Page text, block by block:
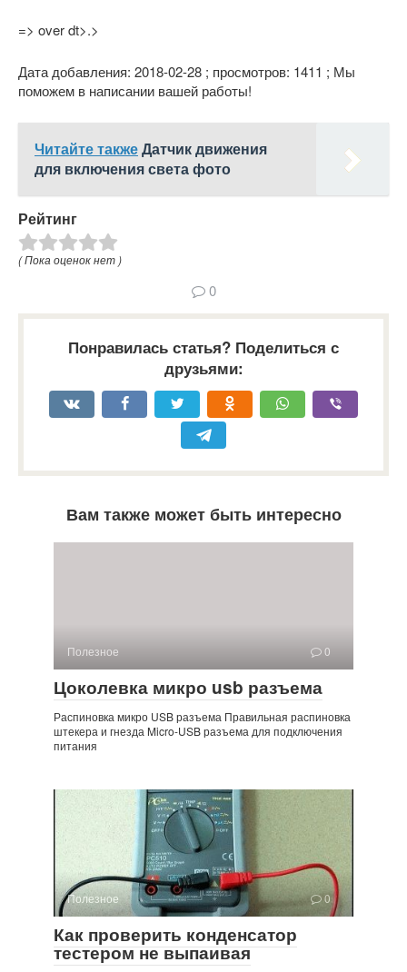
=> over dt>.>
Дата добавления: 2018-02-28 ; просмотров: 1411 ; Мы
поможем в написании вашей работы!
Читайте такжеДатчик движения
для включения света фото
Рейтинг
( Пока оценок нет )
0
Понравилась статья? Поделиться с
друзьями:
Вам также может быть интересно
Полезное 0
Цоколевка микро usb разъема
Распиновка микро USB разъема Правильная распиновка
штекера и гнезда Micro-USB разъема для подключения
питания
Полезное 0
Как проверить конденсатор
тестером не выпаивая